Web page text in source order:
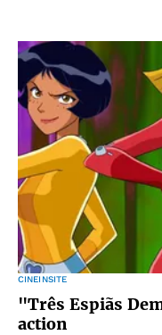
CINEINSITE
"Três Espiãs
action